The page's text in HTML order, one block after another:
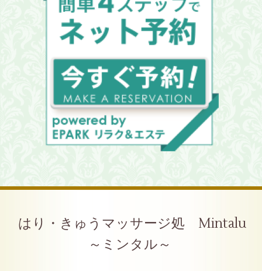
はり・きゅうマッサージ処 Mintalu
～ミンタル～